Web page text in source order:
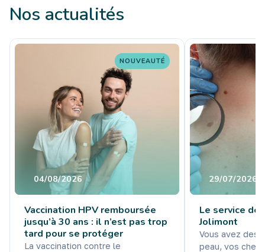
Nos actualités
NOUVEAUTÉ
04/08/2026
Vaccination HPV remboursée
jusqu’à 30 ans : il n’est pas trop
tard pour se protéger
La vaccination contre le
29/07/2026
Le service
Jolimont
Vous avez des
peau, vos